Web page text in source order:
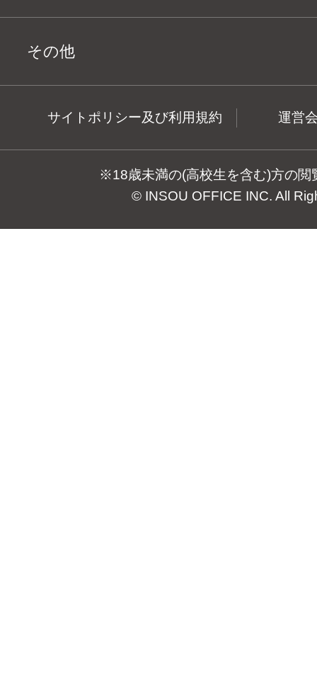
その他
サイトポリシー及び利用規約 運営
※18歳未満の(高校生を含む)方の閲
© INSOU OFFICE INC. All